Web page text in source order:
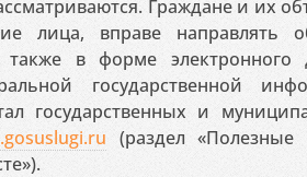
Граждане и их
лица, вправе направлять
в форме электронного
государственной
государственных и
(раздел